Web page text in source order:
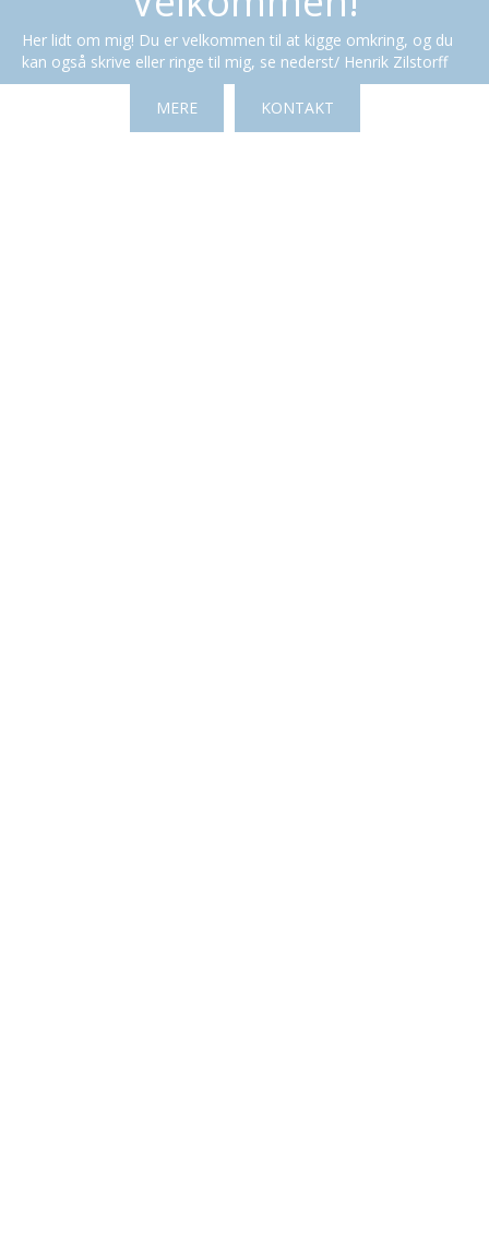
Her lidt om mig! Du er velkommen til at kigge omkring, og du
kan også skrive eller ringe til mig, se nederst/ Henrik Zilstorff
MERE KONTAKT